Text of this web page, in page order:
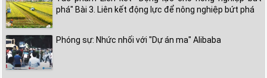
phá" Bài 3. Liên kết động lực để nông nghiệp bứt phá
Phóng sự: Nhức nhối với "Dự án ma" Alibaba